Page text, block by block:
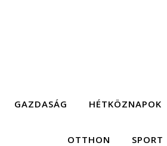
GAZDASÁG HÉTKÖZNAPOK
OTTHON SPORT